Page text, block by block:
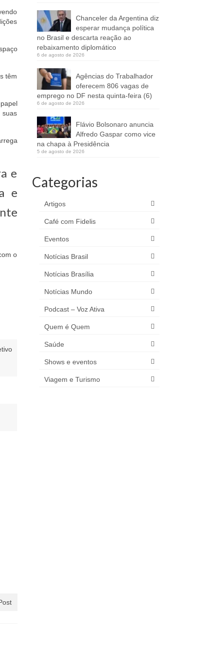
têm
suas
e
e
o
Chanceler da Argentina diz
esperar mudança política
no Brasil e descarta reação ao
rebaixamento diplomático
6 de agosto de 2026
Agências do Trabalhador
oferecem 806 vagas de
emprego no DF nesta quinta-feira (6)
6 de agosto de 2026
Flávio Bolsonaro anuncia
Alfredo Gaspar como vice
na chapa à Presidência
5 de agosto de 2026
Categorias
Artigos
Café com Fidelis
Eventos
Notícias Brasil
Notícias Brasília
Notícias Mundo
Podcast – Voz Ativa
Quem é Quem
Saúde
Shows e eventos
Viagem e Turismo